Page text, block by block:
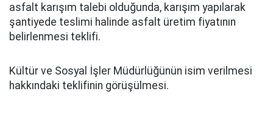
asfalt karışım talebi olduğunda, karışım yapılarak
şantiyede teslimi halinde asfalt üretim fiyatının
belirlenmesi teklifi.
Kültür ve Sosyal İşler Müdürlüğünün isim verilmesi
hakkındaki teklifinin görüşülmesi.